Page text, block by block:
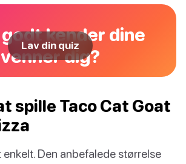
kender dine
venner dig?
Lav din quiz
spille Taco Cat Goat
Den anbefalede størrelse